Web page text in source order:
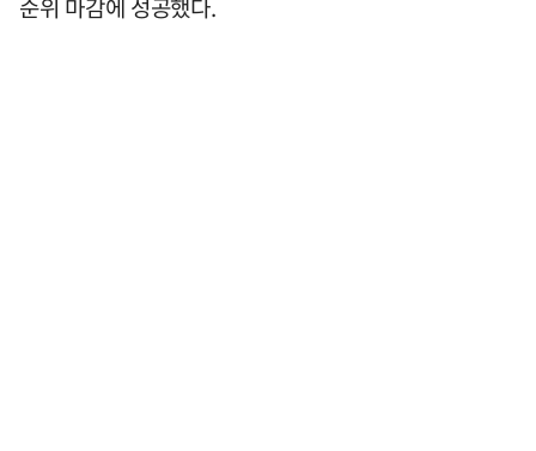
순위 마감에 성공했다.